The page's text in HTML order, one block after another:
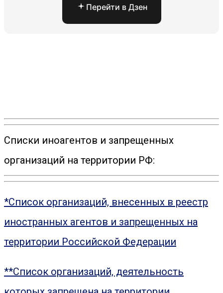
Перейти в Дзен
Списки иноагентов и запрещенных
организаций на территории РФ:
*Список организаций, внесенных в реестр
иностранных агентов и запрещенных на
территории Российской Федерации
**Список организаций, деятельность